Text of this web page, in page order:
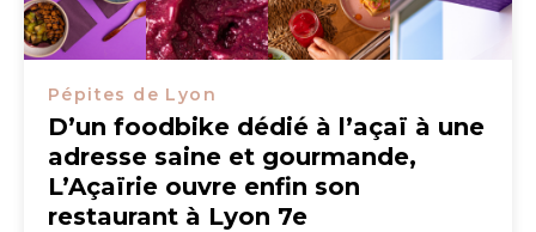
Pépites de Lyon
D’un foodbike dédié à l’açaï à une
adresse saine et gourmande,
L’Açaïrie ouvre enfin son
restaurant à Lyon 7e